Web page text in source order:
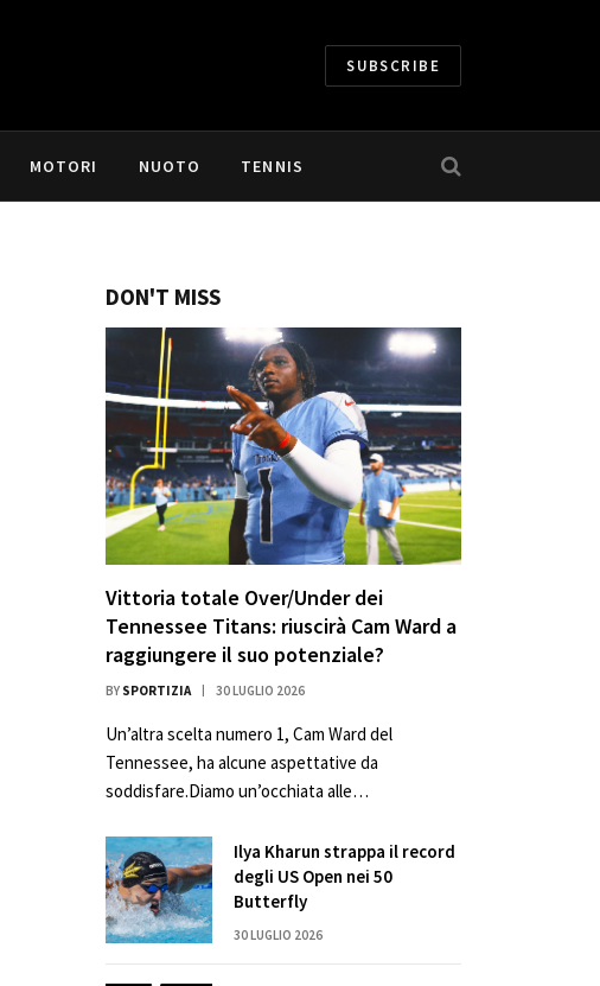
SUBSCRIBE
MOTORI NUOTO TENNIS
DON'T MISS
Vittoria totale Over/Under dei
Tennessee Titans: riuscirà Cam Ward a
raggiungere il suo potenziale?
BY SPORTIZIA 30 LUGLIO 2026
Un’altra scelta numero 1, Cam Ward del
Tennessee, ha alcune aspettative da
soddisfare.Diamo un’occhiata alle…
Ilya Kharun strappa il record
degli US Open nei 50
Butterfly
30 LUGLIO 2026